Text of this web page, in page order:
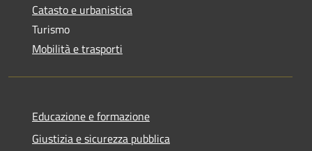
Catasto e urbanistica
Turismo
Mobilità e trasporti
Educazione e formazione
Giustizia e sicurezza pubblica